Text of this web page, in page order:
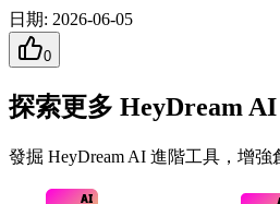
日期: 2026-06-05
0
探索更多 HeyDream
發掘 HeyDream AI 進階工具，增強